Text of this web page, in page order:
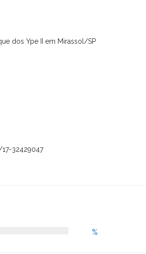
dos Ype II em Mirassol/SP
17-32429047
%